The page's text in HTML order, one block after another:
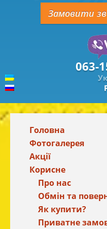
Замовити
063-
Головна
Фотогалерея
Акції
Корисне
Про нас
Обмін та
Як купити?
Приватне